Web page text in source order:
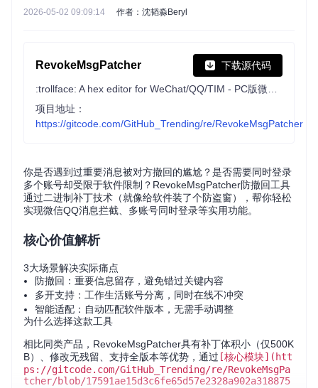
2026-05-02 09:09:14 作者：沈韬淼Beryl
RevokeMsgPatcher 下载源代码
项目地址：
https://gitcode.com/GitHub_Trending/re/RevokeMsgPatcher
你是否遇到过重要消息被对方撤回的尴尬？是否需要同时登录
多个账号却受限于软件限制？RevokeMsgPatcher防撤回工具
通过二进制补丁技术（就像给软件装了个防盗窗），帮你轻松
实现微信QQ消息拦截、多账号同时登录等实用功能。
核心价值解析
3大场景解决实际痛点
防撤回：重要信息留存，避免错过关键内容
多开支持：工作生活账号分离，同时在线不冲突
智能适配：自动匹配软件版本，无需手动调整
为什么选择这款工具
相比同类产品，RevokeMsgPatcher具有补丁体积小（仅500K
B）、修改无残留、支持全版本等优势，通过 [核心模块](htt
ps://gitcode.com/GitHub_Trending/re/RevokeMsgPa
tcher/blob/17591ae15d3c6fe65d57e2328a902a318875